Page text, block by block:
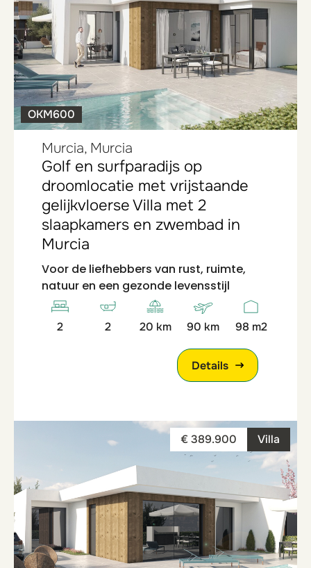
OKM600
Murcia, Murcia
Golf en surfparadijs op
droomlocatie met vrijstaande
gelijkvloerse Villa met 2
slaapkamers en zwembad in
Murcia
Voor de liefhebbers van rust, ruimte,
natuur en een gezonde levensstijl
2 2 20 km 90 km 98 m2
Details
Villa
€ 389.900